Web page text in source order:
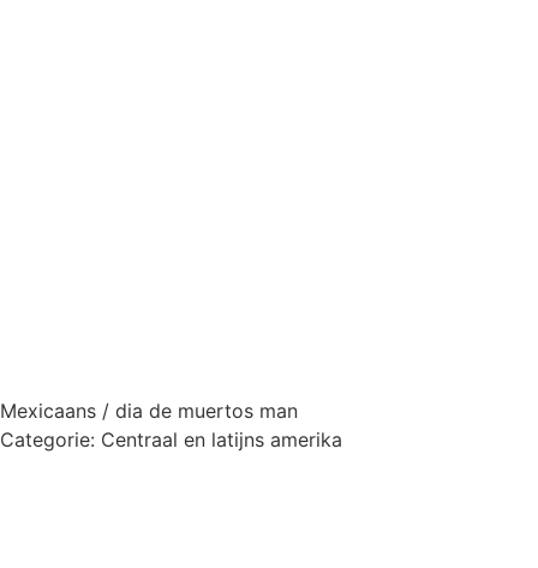
Mexicaans / dia de muertos man
Categorie: Centraal en latijns amerika